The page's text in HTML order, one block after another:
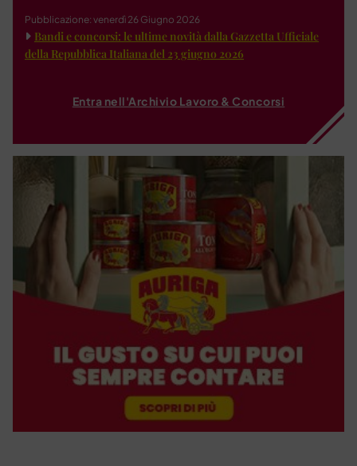
Pubblicazione: venerdì 26 Giugno 2026
Bandi e concorsi: le ultime novità dalla Gazzetta Ufficiale
della Repubblica Italiana del 23 giugno 2026
Entra nell'Archivio Lavoro & Concorsi